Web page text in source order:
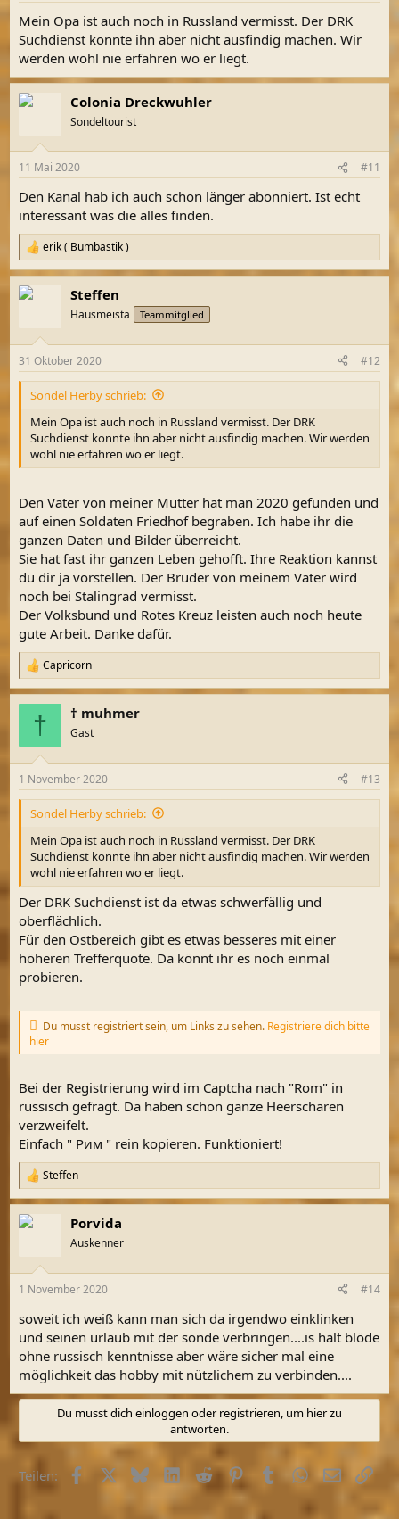
Mein Opa ist auch noch in Russland vermisst. Der DRK
Suchdienst konnte ihn aber nicht ausfindig machen. Wir
werden wohl nie erfahren wo er liegt.
Colonia Dreckwuhler
Sondeltourist
11 Mai 2020 #11
Den Kanal hab ich auch schon länger abonniert. Ist echt
interessant was die alles finden.
R
e
a
k
e
n
erik ( Bumbastik )
Steffen
Hausmeista Teammitglied
31 Oktober 2020 #12
Sondel Herby schrieb:
Mein Opa ist auch noch in Russland vermisst. Der DRK
Suchdienst konnte ihn aber nicht ausfindig machen. Wir werden
wohl nie erfahren wo er liegt.
Den Vater von meiner Mutter hat man 2020 gefunden und
auf einen Soldaten Friedhof begraben. Ich habe ihr die
ganzen Daten und Bilder überreicht.
Sie hat fast ihr ganzen Leben gehofft. Ihre Reaktion kannst
du dir ja vorstellen. Der Bruder von meinem Vater wird
noch bei Stalingrad vermisst.
Der Volksbund und Rotes Kreuz leisten auch noch heute
gute Arbeit. Danke dafür.
R
e
a
e
n
Capricorn
† † muhmer
Gast
1 November 2020 #13
Sondel Herby schrieb:
Mein Opa ist auch noch in Russland vermisst. Der DRK
Suchdienst konnte ihn aber nicht ausfindig machen. Wir werden
wohl nie erfahren wo er liegt.
Der DRK Suchdienst ist da etwas schwerfällig und
oberflächlich.
Für den Ostbereich gibt es etwas besseres mit einer
höheren Trefferquote. Da könnt ihr es noch einmal
probieren.
Du musst registriert sein, um Links zu sehen. Registriere dich bitte
hier
Bei der Registrierung wird im Captcha nach "Rom" in
russisch gefragt. Da haben schon ganze Heerscharen
verzweifelt.
Einfach " Рим " rein kopieren. Funktioniert!
R
e
a
k
e
:
Steffen
Porvida
Auskenner
1 November 2020 #14
soweit ich weiß kann man sich da irgendwo einklinken
und seinen urlaub mit der sonde verbringen....is halt blöde
ohne russisch kenntnisse aber wäre sicher mal eine
möglichkeit das hobby mit nützlichem zu verbinden....
Du musst dich einloggen oder registrieren, um hier zu
antworten.
Teilen: FacebookX (Twitter)
BlueskyLinkedIn
Reddit PinterestTumblrWhatsApp
E-MailLink